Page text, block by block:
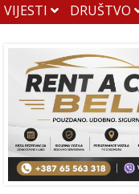
VIJESTI DRUŠTVO